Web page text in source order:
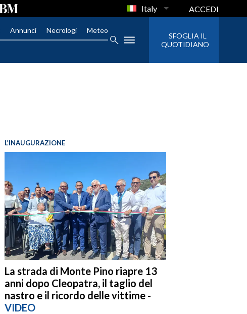
Italy ACCEDI
Annunci Necrologi Meteo
SFOGLIA IL
QUOTIDIANO
L’INAUGURAZIONE
La strada di Monte Pino riapre 13
anni dopo Cleopatra, il taglio del
nastro e il ricordo delle vittime -
VIDEO